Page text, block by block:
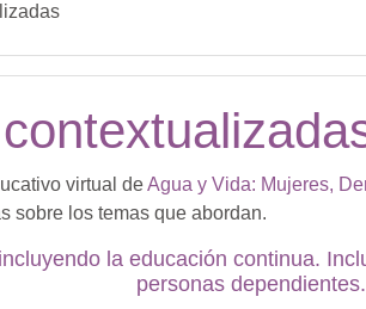
virtual deAgua y Vida: Mujeres,
sobre los temas que abordan.
la educación continua.
personas dependientes.